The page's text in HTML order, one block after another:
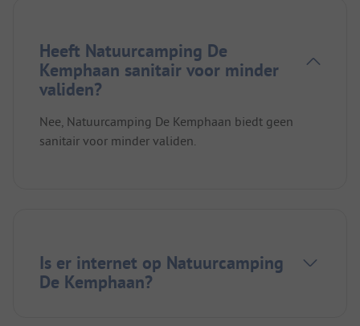
Heeft Natuurcamping De
Kemphaan sanitair voor minder
validen?
Nee, Natuurcamping De Kemphaan biedt geen
sanitair voor minder validen.
Is er internet op Natuurcamping
De Kemphaan?